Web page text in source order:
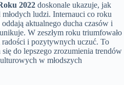
2022 doskonale ukazuje, jak
ludzi. Internauci co roku
aktualnego ducha czasów i
W zeszłym roku triumfowało
radości i pozytywnych uczuć. To
do lepszego zrozumienia trendów
w młodszych